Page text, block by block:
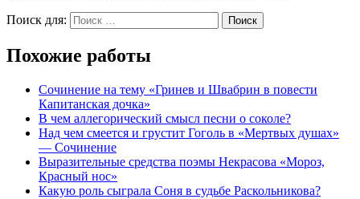
Поиск для: Поиск
Похожие работы
Cочинение на тему «Гринев и Швабрин в повести
Капитанская дочка»
В чем аллегорический смысл песни о соколе?
Над чем смеется и грустит Гоголь в «Мертвых душах»
— Сочинение
Выразительные средства поэмы Некрасова «Мороз,
Красный нос»
Какую роль сыграла Соня в судьбе Раскольникова?